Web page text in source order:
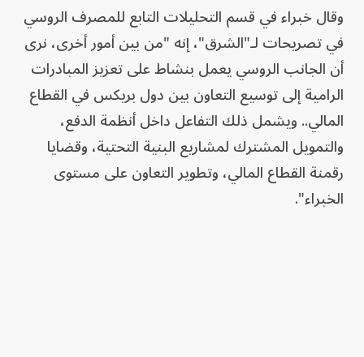
وقال خبراء في قسم التحليلات التابع للمصرف الروسي
في تصريحات لـ"الشرق"، إنه "من بين أمور أخرى، نرى
أن الجانب الروسي يعمل بنشاط على تعزيز المبادرات
الرامية إلى توسيع التعاون بين دول بريكس في القطاع
المالي.. ويشمل ذلك التفاعل داخل أنظمة الدفع،
والتمويل المشترك لمشاريع البنية التحتية، وقضايا
رقمنة القطاع المالي، وتطوير التعاون على مستوى
الخبراء".